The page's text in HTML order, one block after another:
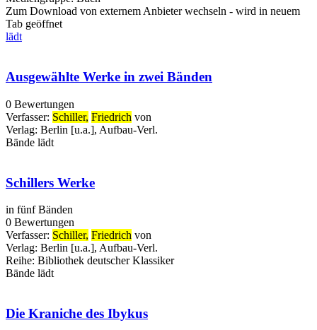
Zum Download von externem Anbieter wechseln - wird in neuem
Tab geöffnet
lädt
Ausgewählte Werke in zwei Bänden
0 Bewertungen
Verfasser: Schiller, Friedrich von
Verlag: Berlin [u.a.], Aufbau-Verl.
Bände lädt
Schillers Werke
in fünf Bänden
0 Bewertungen
Verfasser: Schiller, Friedrich von
Verlag: Berlin [u.a.], Aufbau-Verl.
Reihe: Bibliothek deutscher Klassiker
Bände lädt
Die Kraniche des Ibykus